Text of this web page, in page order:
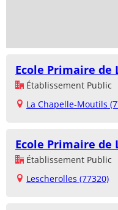
Ecole Primaire de
Établissement Public
La Chapelle-Moutils
Ecole Primaire de
Établissement Public
Lescherolles (77320)